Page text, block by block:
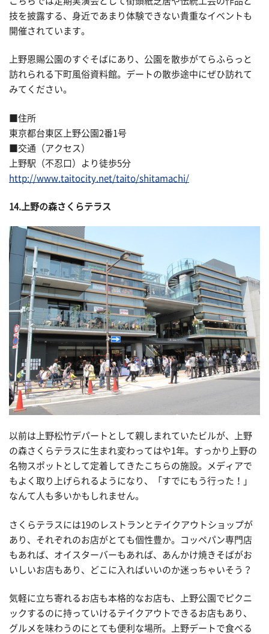
技を披露する、身近であまり体験できない貴重なイベントも
開催されています。
上野恩賜公園のすぐそばにあり、公園を散歩がてらふらっと
訪れられる下町風俗資料館。デートの散歩途中にぜひ訪れて
みてください。
■住所
東京都台東区上野公園2番1号
■交通（アクセス）
上野駅（不忍口）より徒歩5分
http://www.taitocity.net/taito/shitamachi/
14.上野の森さくらテラス
以前は上野松竹デパートとして親しまれていたビルが、上野
の森さくらテラスに生まれ変わってはや1年。すっかり上野の
名物スポットとして定着してきたこちらの施設。メディアで
もよく取り上げられるようになり、「すでにもう行った！」
なんて人も多いかもしれません。
さくらテラスには19のレストランとテイクアウトショップが
あり、それぞれのお店がとても個性豊か。コッペパン専門店
もあれば、オイスターバーもあれば、あんかけ焼きそばがお
いしいお店もあり、どこに入ればいいのか迷っちゃいそう？
気軽に立ち寄れるお店も本格的なお店も、上野公園でピクニ
ックするのに持っていけるテイクアウトできるお店もあり、
グルメを味わうのにとても便利な場所。上野デートで食べる